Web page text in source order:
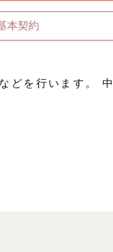
本契約
どを行います。